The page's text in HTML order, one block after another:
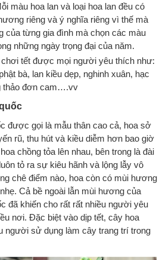
màu hoa lan và loại hoa lan đều có
riêng và ý nghĩa riêng vì thế mà
của từng gia đình mà chọn các màu
những ngày trọng đại của năm.
chơi tết được mọi người yêu thích như:
bà, lan kiều dẹp, nghinh xuân, hạc
thảo đơn cam….vv
được gọi là mẫu thân cao cả, hoa sở
rũ, thu hút và kiều diễm hơn bao giờ
chồng tỏa lên nhau, bên trong là đài
tỏ ra sự kiêu hãnh và lộng lẫy vô
chê điểm nào, hoa còn có mùi hương
Cả bề ngoài lẫn mùi hương của
đã khiến cho rất rất nhiều người yêu
nơi. Đặc biệt vào dịp tết, cây hoa
người sử dụng làm cây trang trí trong